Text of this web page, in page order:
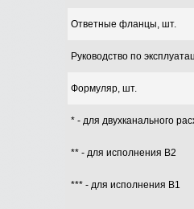
Ответные фланцы, шт.
Руководство по
Формуляр, шт.
* - для двухканального
** - для исполнения В2
*** - для исполнения В1